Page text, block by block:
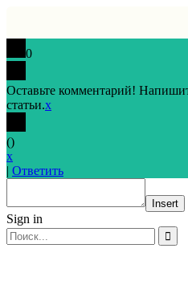
0
Оставьте комментарий!
статьи.x
()
x
| Ответить
Insert
Sign in